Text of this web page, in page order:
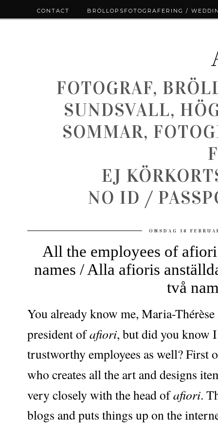
FOTOGRAF,
SUNDSVALL,
SOMMAR,
EJ
NO ID /
ONSDAG 18
All the employees of
names / Alla afioris
två
You already know me, Maria-
president ofafiori, but did you know
trustworthy employees as well? First
who creates all the art and designs
very closely with the head ofafiori.
blogs and puts things up on the
CONTACT BRÖLLOPSFOTOGRAFERING /